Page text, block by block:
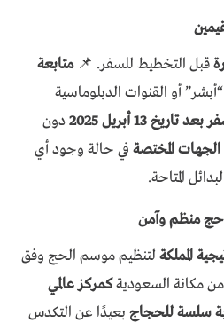
قبل التخطيط للسفر. 📌متابعة
أو القنوات الدبلوماسية
13 أبريل 2025
دون
المختصة في حالة وجود أي
المتاحة.
حج منظم وآمن
المملكةلتنظيم موسم الحج وفق
من مكانة السعوديةكمركز عالمي
سلسة للحجاج بعيدًا عن التكدس